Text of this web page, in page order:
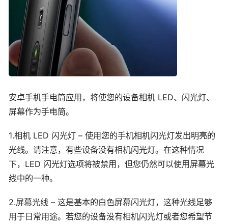
安卓手机手电筒应用，将使您的设备相机 LED、闪光灯、
屏幕作为手电筒。
1.相机 LED 闪光灯 – 使用您的手机相机闪光灯发出明亮的
光线。请注意，有些设备没有相机闪光灯。在这种情况
下，LED 闪光灯选项将被禁用，但您仍然可以使用屏幕光
线中的一种。
2.屏幕光线 – 这是基本的白色屏幕闪光灯，这种光线足够
用于日常用途。若您的设备没有相机闪光灯或者您希望节